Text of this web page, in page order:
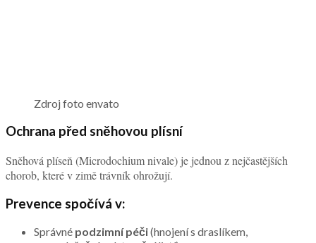
Zdroj foto envato
Ochrana před sněhovou plísní
Sněhová plíseň (Microdochium nivale) je jednou z nejčastějších
chorob, které v zimě trávník ohrožují.
Prevence spočívá v:
Správné podzimní péči(hnojení s draslíkem,